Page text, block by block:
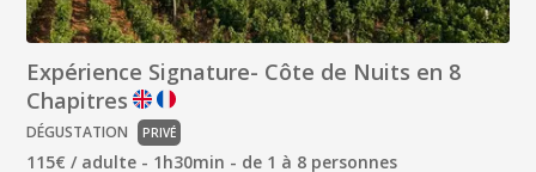
Expérience Signature- Côte de Nuits en 8
Chapitres
DÉGUSTATION PRIVÉ
115€ / adulte - 1h30min - de 1 à 8 personnes